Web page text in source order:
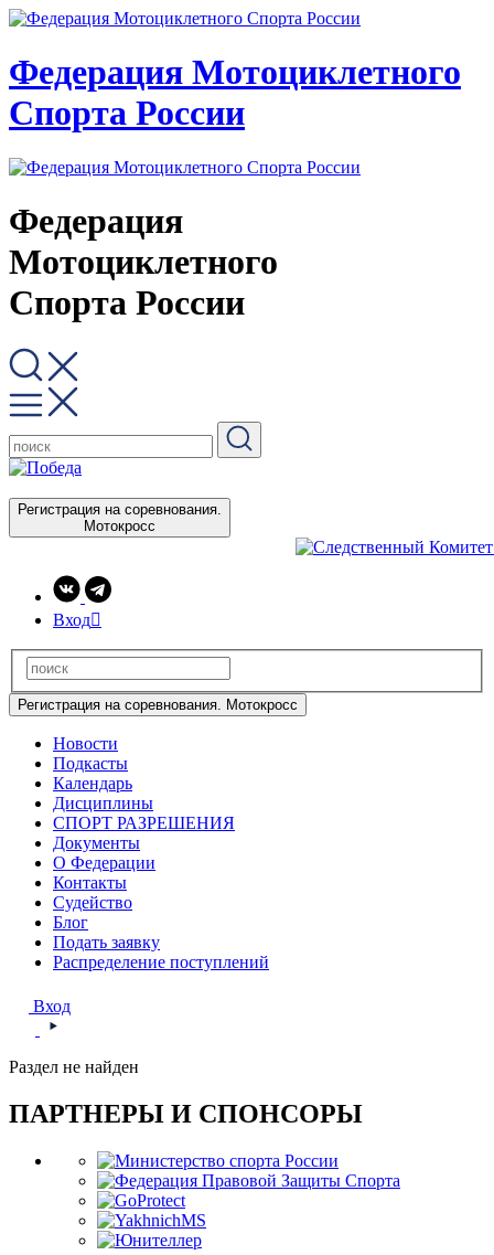
Федерация Мотоциклетного
Спорта России
Федерация
Мотоциклетного
Спорта России
Регистрация на соревнования.
Мотокросс
Вход
Регистрация на соревнования. Мотокросс
Новости
Подкасты
Календарь
Дисциплины
СПОРТ РАЗРЕШЕНИЯ
Документы
О Федерации
Контакты
Судейство
Блог
Подать заявку
Распределение поступлений
Вход
Раздел не найден
ПАРТНЕРЫ И СПОНСОРЫ